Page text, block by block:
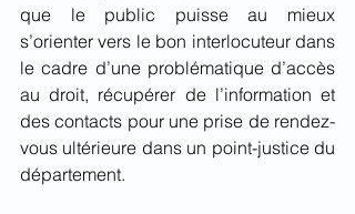
que le public puisse au mieux
s’orienter vers le bon interlocuteur dans
le cadre d’une problématique d’accès
au droit, récupérer de l’information et
des contacts pour une prise de rendez-
vous ultérieure dans un point-justice du
département.